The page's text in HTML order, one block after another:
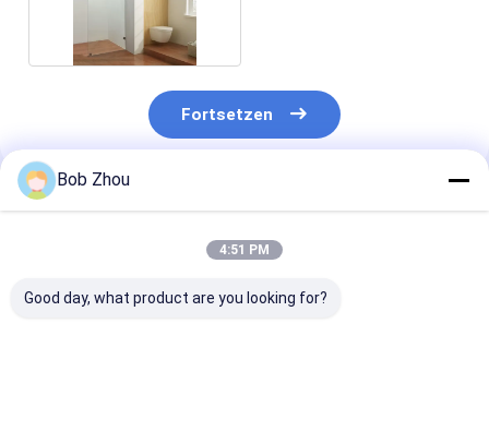
Fortsetzen
Empfohlene Produkte
Bob Zhou
4:51 PM
Good day, what product are you looking for?